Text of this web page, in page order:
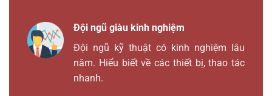
Đội ngũ giàu kinh nghiệm
Đội ngũ kỹ thuật có kinh nghiệm lâu
năm. Hiểu biết về các thiết bị, thao tác
nhanh.